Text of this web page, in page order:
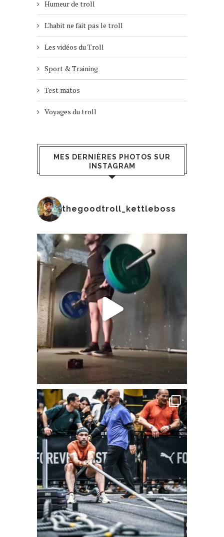
Humeur de troll
L'habit ne fait pas le troll
Les vidéos du Troll
Sport & Training
Test matos
Voyages du troll
MES DERNIÈRES PHOTOS SUR
INSTAGRAM
thegoodtroll_kettleboss